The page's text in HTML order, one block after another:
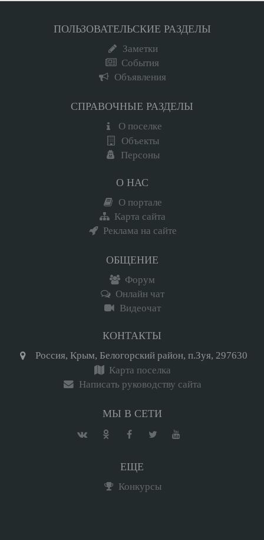
ПОЛЬЗОВАТЕЛЬСКИЕ РАЗДЕЛЫ
Заметки
События
Объявления
СПРАВОЧНЫЕ РАЗДЕЛЫ
О поселке
Объекты
Персоны
О НАС
О портале
Карта сайта
Реклама на сайте
ОБЩЕНИЕ
Форум
Онлайн чат
Видеочат
КОНТАКТЫ
Россия, Крым, Белогорский район, п.Зуя, 297630
Карта поселка
Написать руководству сайта
МЫ В СЕТИ
ЕЩЕ
Конкурсы